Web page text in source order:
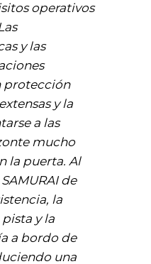
operativos
y las
protección
y la
a las
mucho
la puerta. Al
de
la
y la
a bordo de
una